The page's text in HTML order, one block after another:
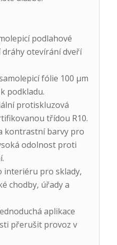
podlahové
dráhy otevírání dveří
fólie 100 µm
podkladu.
protiskluzová
třídou R10.
kontrastní barvy pro
odolnost proti
interiéru pro sklady,
chodby, úřady a
aplikace
přerušit provoz v